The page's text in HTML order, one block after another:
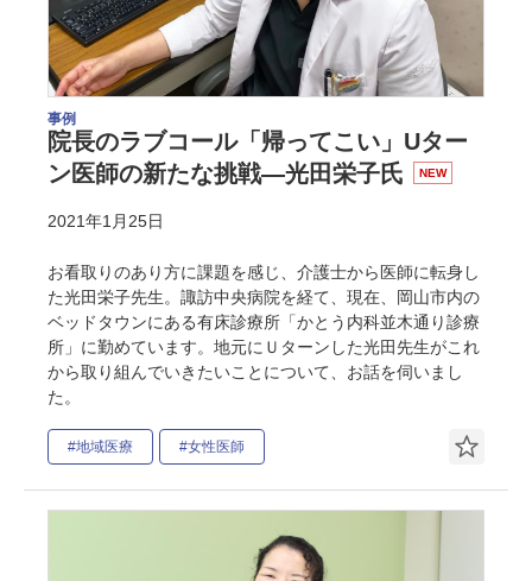
事例
院長のラブコール「帰ってこい」Uター
ン医師の新たな挑戦―光田栄子氏
NEW
2021年1月25日
お看取りのあり方に課題を感じ、介護士から医師に転身し
た光田栄子先生。諏訪中央病院を経て、現在、岡山市内の
ベッドタウンにある有床診療所「かとう内科並木通り診療
所」に勤めています。地元にＵターンした光田先生がこれ
から取り組んでいきたいことについて、お話を伺いまし
た。
#地域医療 #女性医師